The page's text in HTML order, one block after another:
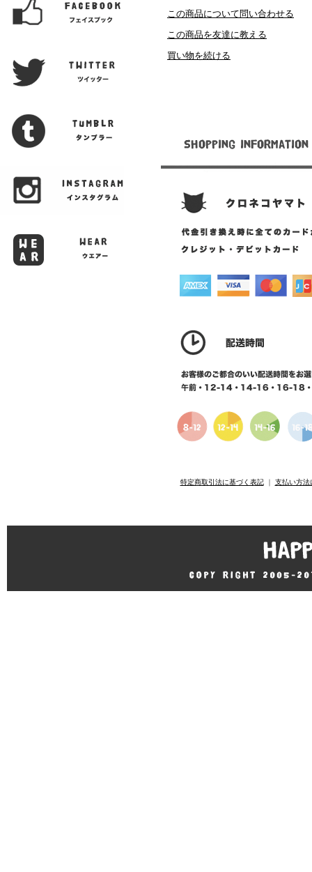
この商品について問い合わせる
この商品を友達に教える
買い物を続ける
特定商取引法に基づく表記｜ 支払い方法